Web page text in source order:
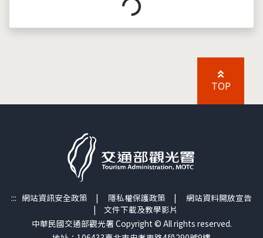
TOP
::: 網站資訊安全政策 | 隱私權保護政策 | 網站資料開放宣告
| 文件下載及教學影片
中華民國交通部觀光署 Copyright © All rights reserved.